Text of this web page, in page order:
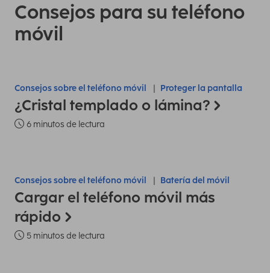
Consejos para su teléfono
móvil
Consejos sobre el teléfono móvil Proteger la pantalla
¿Cristal templado o lámina?
6 minutos de lectura
Consejos sobre el teléfono móvil Batería del móvil
Cargar el teléfono móvil más
rápido
5 minutos de lectura